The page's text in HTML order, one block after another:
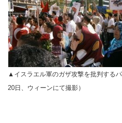
▲イスラエル軍のガザ攻撃を批判する
20日、ウィーンにて撮影）